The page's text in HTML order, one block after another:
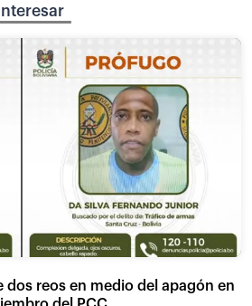
reos en medio del apagón en